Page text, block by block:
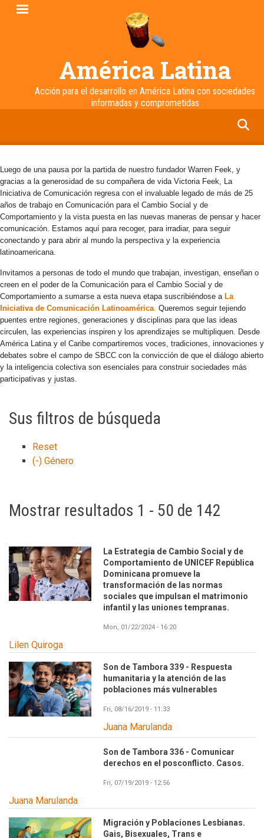
Pasar
América Latina
Acción para el desarrollo en América Latina con sociedades
informadas y comprometidas
Luego de una pausa por la partida de nuestro fundador Warren Feek, y
gracias a la generosidad de su compañera de vida Victoria Feek, La
Iniciativa de Comunicación regresa con el invaluable legado de más de 25
años de trabajo en Comunicación para el Cambio Social y de
Comportamiento y la vista puesta en las nuevas maneras de pensar y hacer
comunicación. Estamos aquí para recoger, para irradiar, para seguir
conectando y para abrir al mundo la perspectiva y la experiencia
latinoamericana.
Invitamos a personas de todo el mundo que trabajan, investigan, enseñan o
creen en el poder de la Comunicación para el Cambio Social y de
Comportamiento a sumarse a esta nueva etapa suscribiéndose a La
Iniciativa de Comunicación Latinoamérica. Queremos seguir tejiendo
puentes entre regiones, generaciones y disciplinas para que las ideas
circulen, las experiencias inspiren y los aprendizajes se multipliquen. Desde
América Latina y el Caribe compartiremos voces, tradiciones, innovaciones y
debates sobre el campo de SBCC con la convicción de que el diálogo abierto
y la inteligencia colectiva son esenciales para construir sociedades más
participativas y justas.
Sus filtros de búsqueda
Reset
(-) Género
Mostrar resultados 1 - 50 de 142
La Estrategia de Cambio Social y de
Comportamiento de UNICEF República
Dominicana promueve la
transformación de las normas
sociales que impulsan el matrimonio
infantil y las uniones tempranas.
Mon, 01/22/2024 - 16:20
Lilen Quiroga
Son de Tambora 339 - Respuesta
humanitaria y la atención de las
poblaciones más vulnerables
Fri, 08/16/2019 - 11:33
Juana Marulanda
Son de Tambora 336 - Comunicar
derechos en el posconflicto. Casos.
Fri, 07/19/2019 - 12:56
Juana Marulanda
Migración y Poblaciones Lesbianas.
Gais, Bisexuales, Trans e